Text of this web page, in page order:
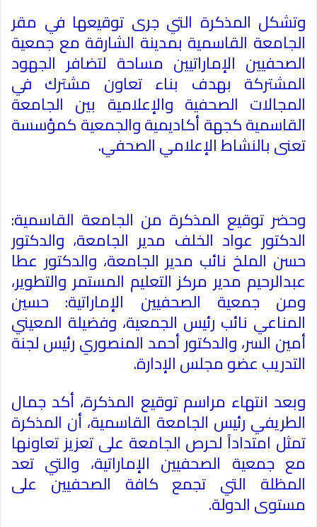
وتشكل المذكرة التي جرى توقيعها في مقر
الجامعة القاسمية بمدينة الشارقة مع جمعية
الصحفيين الإماراتيين مساحة لتضافر الجهود
المشتركة بهدف بناء تعاون مشترك في
المجالات الصحفية والإعلامية بين الجامعة
القاسمية كجهة أكاديمية والجمعية كمؤسسة
تعنى بالنشاط الإعلامي الصحفي.
وحضر توقيع المذكرة من الجامعة القاسمية:
الدكتور عواد الخلف مدير الجامعة، والدكتور
حسن الملخ نائب مدير الجامعة، والدكتور عطا
عبدالرحيم مدير مركز التعليم المستمر والتطوير،
ومن جمعية الصحفيين الإماراتية: حسين
المناعي نائب رئيس الجمعية، وفضيلة المعيني
أمين السر، والدكتور أحمد المنصوري رئيس لجنة
التدريب عضو مجلس الإدارة.
وبعد انتهاء مراسم توقيع المذكرة، أكد جمال
الطريفي رئيس الجامعة القاسمية، أن المذكرة
تمثل امتداداً لحرص الجامعة على تعزيز تعاونها
مع جمعية الصحفيين الإماراتية، والتي تعد
المظلة التي تجمع كافة الصحفيين على
مستوى الدولة.